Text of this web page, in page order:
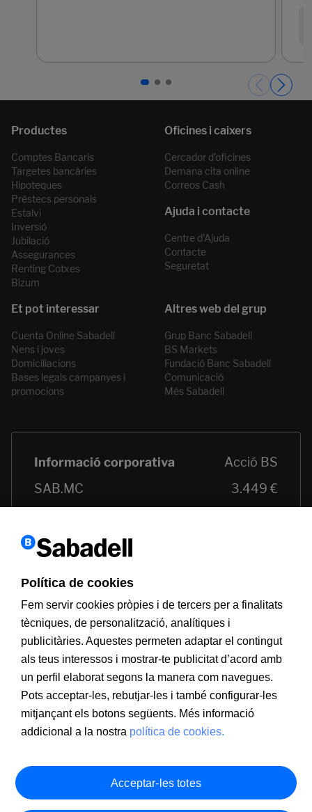
Comptes Bancaris
Targetes bancàries
Hipoteques
Préstecs personals
Estalvi
Inversió
Jubilació
Assegurances
Renting Cotxes
Bizum
Cercador d’oficines
Demana cita online
Correos Cash
Centre d’Ajuda
Contacte
Seguretat
Cuenta Online Sabadell
Nens i joves
Domiciliacions
Bases legals campanyes i
promocions
Grup Banc Sabadell
BS Markets
Fundació Banc Sabadell
Comunicació
Més Sabadell
Política de cookies
Fem servir cookies pròpies i de tercers per a finalitats
tècniques, de personalització, analítiques i
publicitàries. Aquestes permeten adaptar el contingut
als teus interessos i mostrar-te publicitat d’acord amb
un perfil elaborat segons la manera com navegues.
Pots acceptar-les, rebutjar-les i també configurar-les
mitjançant els botons següents. Més informació
addicional a la nostra política de cookies.
Acceptar-les totes